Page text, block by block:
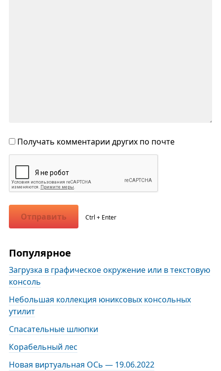
Получать комментарии других по почте
Отправить Ctrl + Enter
Популярное
Загрузка в графическое окружение или в текстовую
консоль
Небольшая коллекция юниксовых консольных
утилит
Спасательные шлюпки
Корабельный лес
Новая виртуальная ОСь — 19.06.2022